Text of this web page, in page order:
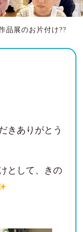
品展のお片付け??
きありがとう
として、きの